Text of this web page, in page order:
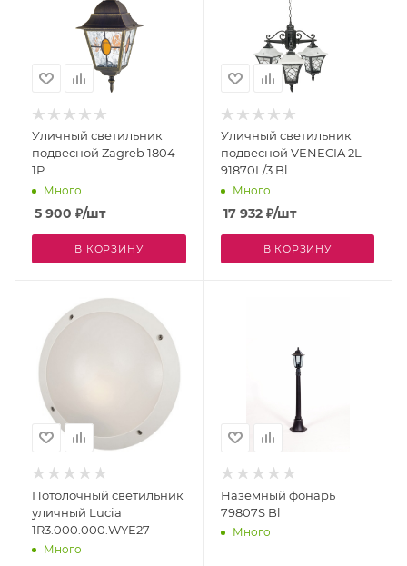
Уличный светильник
подвесной Zagreb 1804-
1P
Много
5 900 ₽/шт
В КОРЗИНУ
Уличный светильник
подвесной VENECIA 2L
91870L/3 Bl
Много
17 932₽/шт
В КОРЗИНУ
Потолочный светильник
уличный Lucia
1R3.000.000.WYE27
Много
Наземный фонарь
79807S Bl
Много